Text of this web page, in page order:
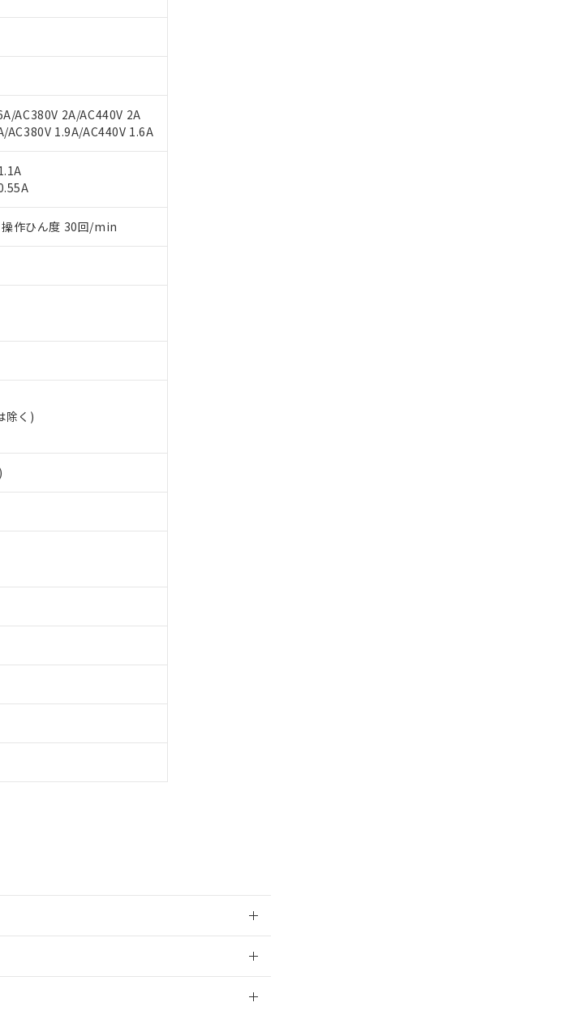
AC380V 2A/AC440V 2A
AC380V 1.9A/AC440V 1.6A
作ひん度 30回/min
除く)
社在庫状況および標準価格(税抜)を提供させていただ
の対象外となる商品もあることをご了承ください。
引先、またはお客様担当のオムロン制御機器販売店・
なく第三者に漏洩または開示しないようお願いしま
ご利用いただくには、I-Webメンバーズにご登録され
部品リストについて、当社および当社の共同利用者
取引・商談に必要な範囲で利用することをご了承くだ
、フタル酸ブチルベンジル（BBP） 1000ppm以下、フタル酸ジブチ
以下
は除く。
がないことを確認しています。
ることがあります。
過去に遡って非含有を証明するものではありません。
では、対応完了までの期間は出荷製品に未対応品が
した。
から、特段のことがない限り、2022年1月12日よ
超えていることを示します。
、
あることを示します。
ください。
外国貿易法に定める商品（以下｢規制貨物等」とい
器、生物兵器またはその他武器並びにこれらの製造装
上記1、2および3の内容を当該第三者に通知します。
様のお取引先、またはお客様担当のオムロン制御
)
していない機種